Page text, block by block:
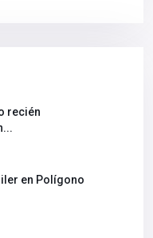
recién
en Polígono